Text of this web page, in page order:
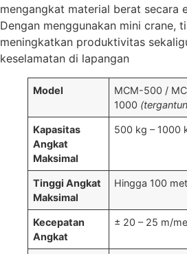
mengangkat material berat secara
Dengan menggunakan mini crane,
meningkatkan produktivitas
keselamatan di lapangan
Model
MCM-500 /
1000
Kapasitas
Angkat
Maksimal
500 kg – 1000
Tinggi Angkat
Maksimal
Hingga 100
Kecepatan
Angkat
± 20 – 25 m/